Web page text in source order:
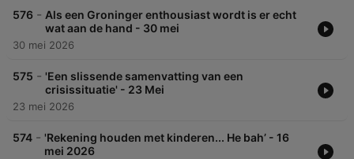
576 - Als een Groninger enthousiast wordt is er echt
wat aan de hand - 30 mei
30 mei 2026
575 - 'Een slissende samenvatting van een
crisissituatie' - 23 Mei
23 mei 2026
574 - 'Rekening houden met kinderen... He bah’ - 16
mei 2026